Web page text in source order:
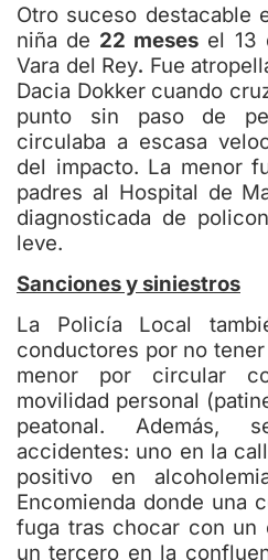
Otro suceso destacable
niña de 22 meses el 13
Vara del Rey. Fue
Dacia Dokker cuando
punto sin paso de
circulaba a escasa
del impacto. La menor
padres al Hospital de
diagnosticada de
leve.
Sanciones y siniestros
La Policía Local
conductores por no
menor por circular
movilidad personal
peatonal. Además,
accidentes: uno en la
positivo en
Encomienda donde una
fuga tras chocar con un
un tercero en la